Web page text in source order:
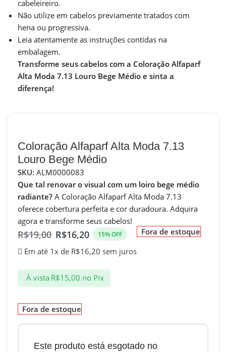
cabeleireiro.
Não utilize em cabelos previamente tratados com
hena ou progressiva.
Leia atentamente as instruções contidas na
embalagem.
Transforme seus cabelos com a Coloração Alfaparf
Alta Moda 7.13 Louro Bege Médio e sinta a
diferença!
Coloração Alfaparf Alta Moda 7.13
Louro Bege Médio
SKU: ALM0000083
Que tal renovar o visual com um loiro bege médio
radiante? A Coloração Alfaparf Alta Moda 7.13
oferece cobertura perfeita e cor duradoura. Adquira
agora e transforme seus cabelos!
R$19,00 R$16,20 15% OFF
Em até 1x de R$16,20 sem juros
À vista R$15,00 no Pix
Fora de estoque
Fora de estoque
Este produto está esgotado no